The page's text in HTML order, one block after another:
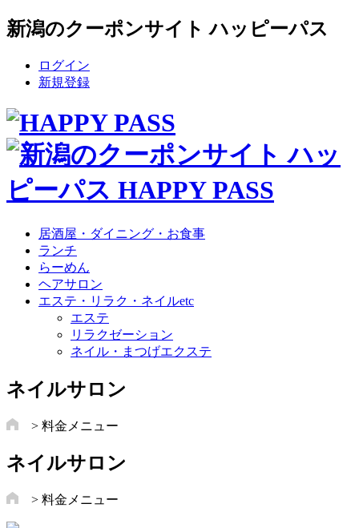
新潟のクーポンサイト ハッピーパス
ログイン
新規登録
居酒屋・ダイニング・お食事
ランチ
らーめん
ヘアサロン
エステ・リラク・ネイルetc
エステ
リラクゼーション
ネイル・まつげエクステ
ネイルサロン
> 料金メニュー
ネイルサロン
> 料金メニュー